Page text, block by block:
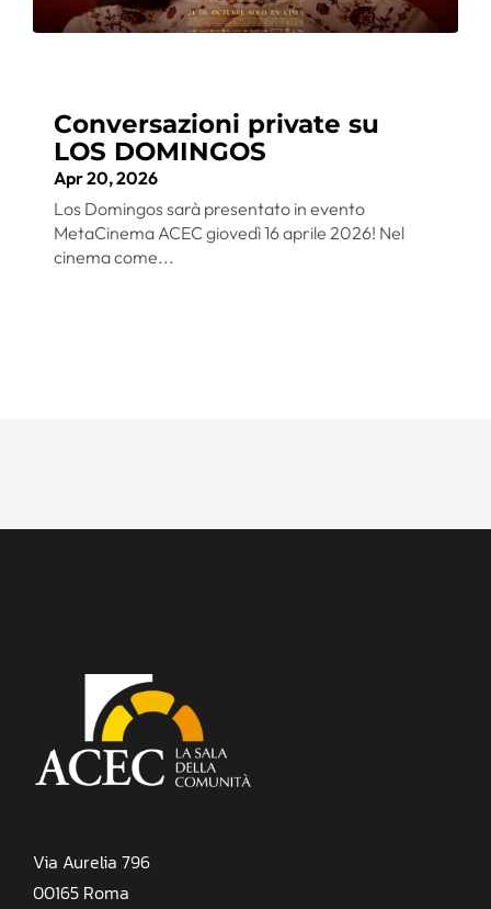
Conversazioni private su
LOS DOMINGOS
Apr 20, 2026
Los Domingos sarà presentato in evento
MetaCinema ACEC giovedì 16 aprile 2026! Nel
cinema come...
Via Aurelia 796
00165 Roma